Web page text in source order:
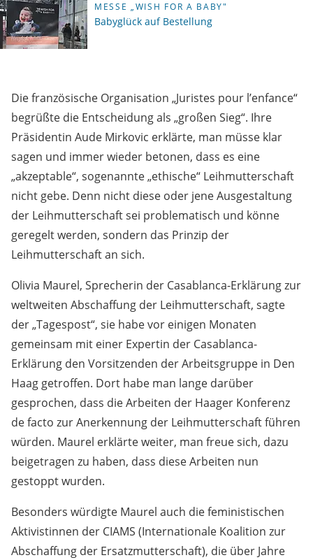
MESSE „WISH FOR A BABY"
Babyglück auf Bestellung
Die französische Organisation „Juristes pour l’enfance“
begrüßte die Entscheidung als „großen Sieg“. Ihre
Präsidentin Aude Mirkovic erklärte, man müsse klar
sagen und immer wieder betonen, dass es eine
„akzeptable“, sogenannte „ethische“ Leihmutterschaft
nicht gebe. Denn nicht diese oder jene Ausgestaltung
der Leihmutterschaft sei problematisch und könne
geregelt werden, sondern das Prinzip der
Leihmutterschaft an sich.
Olivia Maurel, Sprecherin der Casablanca-Erklärung zur
weltweiten Abschaffung der Leihmutterschaft, sagte
der „Tagespost“, sie habe vor einigen Monaten
gemeinsam mit einer Expertin der Casablanca-
Erklärung den Vorsitzenden der Arbeitsgruppe in Den
Haag getroffen. Dort habe man lange darüber
gesprochen, dass die Arbeiten der Haager Konferenz
de facto zur Anerkennung der Leihmutterschaft führen
würden. Maurel erklärte weiter, man freue sich, dazu
beigetragen zu haben, dass diese Arbeiten nun
gestoppt wurden.
Besonders würdigte Maurel auch die feministischen
Aktivistinnen der CIAMS (Internationale Koalition zur
Abschaffung der Ersatzmutterschaft), die über Jahre